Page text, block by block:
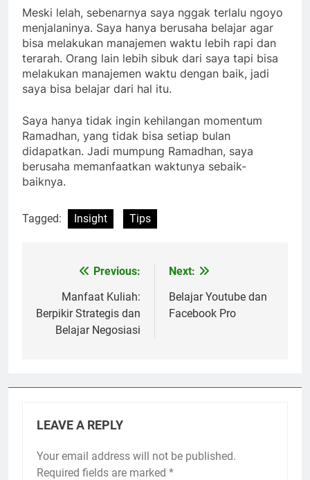
Meski lelah, sebenarnya saya nggak terlalu ngoyo
menjalaninya. Saya hanya berusaha belajar agar
bisa melakukan manajemen waktu lebih rapi dan
terarah. Orang lain lebih sibuk dari saya tapi bisa
melakukan manajemen waktu dengan baik, jadi
saya bisa belajar dari hal itu.
Saya hanya tidak ingin kehilangan momentum
Ramadhan, yang tidak bisa setiap bulan
didapatkan. Jadi mumpung Ramadhan, saya
berusaha memanfaatkan waktunya sebaik-
baiknya.
Tagged: Insight Tips
navigation
Previous:
Manfaat Kuliah:
Berpikir Strategis dan
Belajar Negosiasi
Next:
Belajar Youtube dan
Facebook Pro
LEAVE A REPLY
Your email address will not be published.
Required fields are marked *